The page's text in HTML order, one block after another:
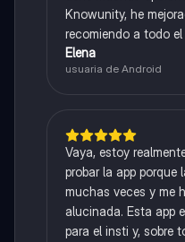
Knowunity, he
recomiendo a todo el
Elena
usuaria de Android
Vaya, estoy
probar la app
muchas veces y me
alucinada. Esta app
para el insti y, sobre